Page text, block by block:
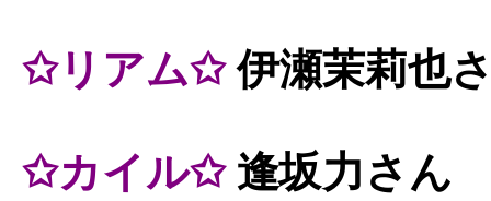
✩リアム✩伊瀬茉莉也
✩カイル✩逢坂力さん